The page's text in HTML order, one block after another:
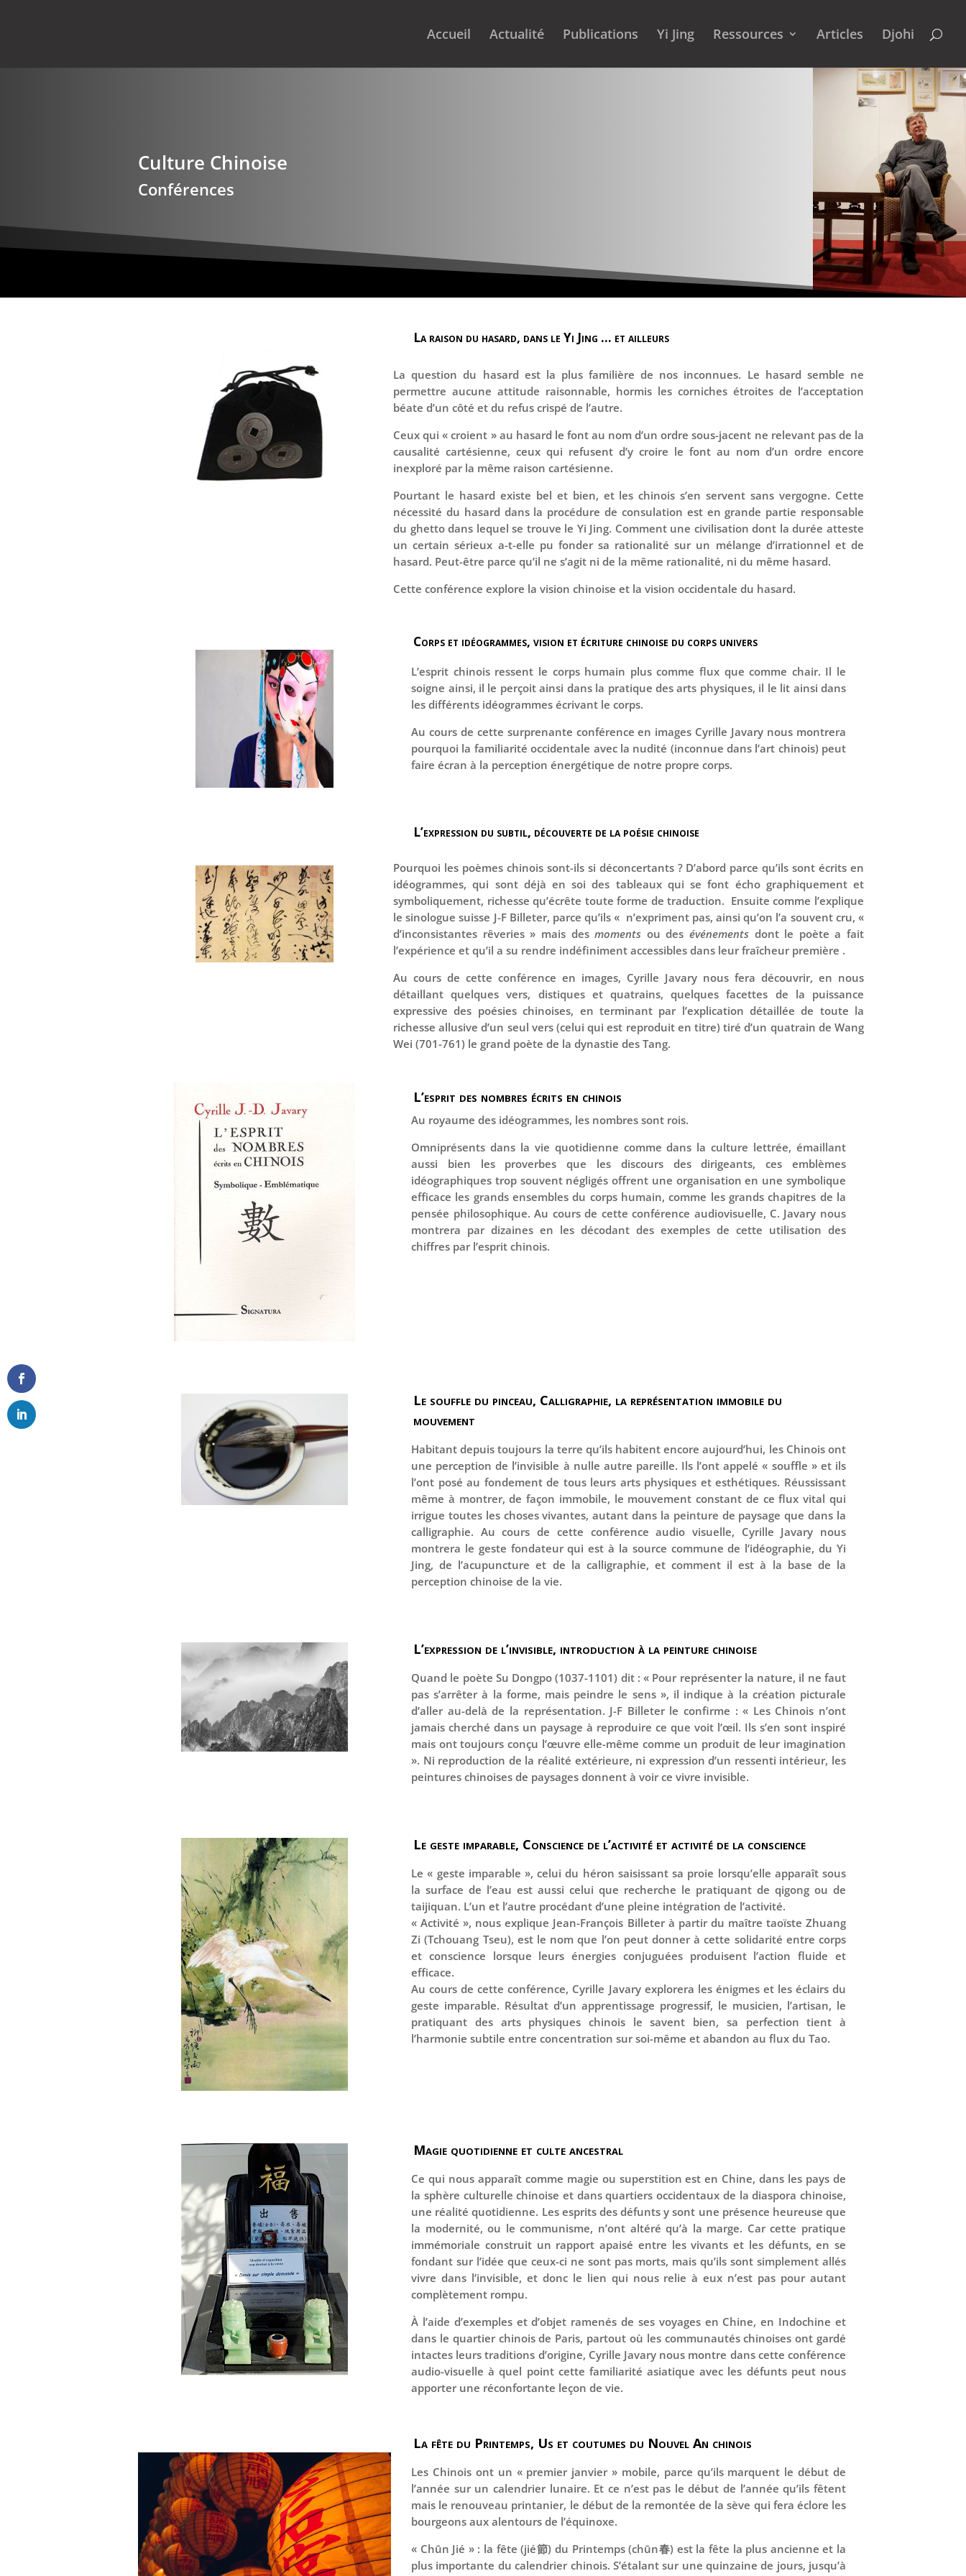
Accueil Actualité Publications Yi Jing Ressources Articles Djohi
Culture Chinoise
Conférences
La raison du hasard, dans le Yi Jing … et ailleurs
La question du hasard est la plus familière de nos inconnues. Le hasard semble ne
permettre aucune attitude raisonnable, hormis les corniches étroites de l’acceptation
béate d’un côté et du refus crispé de l’autre.
Ceux qui « croient » au hasard le font au nom d’un ordre sous-jacent ne relevant pas de la
causalité cartésienne, ceux qui refusent d’y croire le font au nom d’un ordre encore
inexploré par la même raison cartésienne.
Pourtant le hasard existe bel et bien, et les chinois s’en servent sans vergogne. Cette
nécessité du hasard dans la procédure de consulation est en grande partie responsable
du ghetto dans lequel se trouve le Yi Jing. Comment une civilisation dont la durée atteste
un certain sérieux a-t-elle pu fonder sa rationalité sur un mélange d’irrationnel et de
hasard. Peut-être parce qu’il ne s’agit ni de la même rationalité, ni du même hasard.
Cette conférence explore la vision chinoise et la vision occidentale du hasard.
Corps et idéogrammes, vision et écriture chinoise du corps univers
L’esprit chinois ressent le corps humain plus comme flux que comme chair. Il le
soigne ainsi, il le perçoit ainsi dans la pratique des arts physiques, il le lit ainsi dans
les différents idéogrammes écrivant le corps.
Au cours de cette surprenante conférence en images Cyrille Javary nous montrera
pourquoi la familiarité occidentale avec la nudité (inconnue dans l’art chinois) peut
faire écran à la perception énergétique de notre propre corps.
L’expression du subtil, découverte de la poésie chinoise
Pourquoi les poèmes chinois sont-ils si déconcertants ? D’abord parce qu’ils sont écrits en
idéogrammes, qui sont déjà en soi des tableaux qui se font écho graphiquement et
symboliquement, richesse qu’écrête toute forme de traduction. Ensuite comme l’explique
le sinologue suisse J-F Billeter, parce qu’ils « n’expriment pas, ainsi qu’on l’a souvent cru, «
d’inconsistantes rêveries » mais desmoments ou des événementsdont le poète a fait
l’expérience et qu’il a su rendre indéfiniment accessibles dans leur fraîcheur première .
Au cours de cette conférence en images, Cyrille Javary nous fera découvrir, en nous
détaillant quelques vers, distiques et quatrains, quelques facettes de la puissance
expressive des poésies chinoises, en terminant par l’explication détaillée de toute la
richesse allusive d’un seul vers (celui qui est reproduit en titre) tiré d’un quatrain de Wang
Wei (701-761) le grand poète de la dynastie des Tang.
L’esprit des nombres écrits en chinois
Au royaume des idéogrammes, les nombres sont rois.
Omniprésents dans la vie quotidienne comme dans la culture lettrée, émaillant
aussi bien les proverbes que les discours des dirigeants, ces emblèmes
idéographiques trop souvent négligés offrent une organisation en une symbolique
efficace les grands ensembles du corps humain, comme les grands chapitres de la
pensée philosophique. Au cours de cette conférence audiovisuelle, C. Javary nous
montrera par dizaines en les décodant des exemples de cette utilisation des
chiffres par l’esprit chinois.
Le souffle du pinceau, Calligraphie, la représentation immobile du
mouvement
Habitant depuis toujours la terre qu’ils habitent encore aujourd’hui, les Chinois ont
une perception de l’invisible à nulle autre pareille. Ils l’ont appelé « souffle » et ils
l’ont posé au fondement de tous leurs arts physiques et esthétiques. Réussissant
même à montrer, de façon immobile, le mouvement constant de ce flux vital qui
irrigue toutes les choses vivantes, autant dans la peinture de paysage que dans la
calligraphie. Au cours de cette conférence audio visuelle, Cyrille Javary nous
montrera le geste fondateur qui est à la source commune de l’idéographie, du Yi
Jing, de l’acupuncture et de la calligraphie, et comment il est à la base de la
perception chinoise de la vie.
L’expression de l’invisible, introduction à la peinture chinoise
Quand le poète Su Dongpo (1037-1101) dit : « Pour représenter la nature, il ne faut
pas s’arrêter à la forme, mais peindre le sens », il indique à la création picturale
d’aller au-delà de la représentation. J-F Billeter le confirme : « Les Chinois n’ont
jamais cherché dans un paysage à reproduire ce que voit l’œil. Ils s’en sont inspiré
mais ont toujours conçu l’œuvre elle-même comme un produit de leur imagination
». Ni reproduction de la réalité extérieure, ni expression d’un ressenti intérieur, les
peintures chinoises de paysages donnent à voir ce vivre invisible.
Le geste imparable, Conscience de l’activité et activité de la conscience
Le « geste imparable », celui du héron saisissant sa proie lorsqu’elle apparaît sous
la surface de l’eau est aussi celui que recherche le pratiquant de qigong ou de
taijiquan. L’un et l’autre procédant d’une pleine intégration de l’activité.
« Activité », nous explique Jean-François Billeter à partir du maître taoïste Zhuang
Zi (Tchouang Tseu), est le nom que l’on peut donner à cette solidarité entre corps
et conscience lorsque leurs énergies conjuguées produisent l’action fluide et
efficace.
Au cours de cette conférence, Cyrille Javary explorera les énigmes et les éclairs du
geste imparable. Résultat d’un apprentissage progressif, le musicien, l’artisan, le
pratiquant des arts physiques chinois le savent bien, sa perfection tient à
l’harmonie subtile entre concentration sur soi-même et abandon au flux du Tao.
Magie quotidienne et culte ancestral
Ce qui nous apparaît comme magie ou superstition est en Chine, dans les pays de
la sphère culturelle chinoise et dans quartiers occidentaux de la diaspora chinoise,
une réalité quotidienne. Les esprits des défunts y sont une présence heureuse que
la modernité, ou le communisme, n’ont altéré qu’à la marge. Car cette pratique
immémoriale construit un rapport apaisé entre les vivants et les défunts, en se
fondant sur l’idée que ceux-ci ne sont pas morts, mais qu’ils sont simplement allés
vivre dans l’invisible, et donc le lien qui nous relie à eux n’est pas pour autant
complètement rompu.
À l’aide d’exemples et d’objet ramenés de ses voyages en Chine, en Indochine et
dans le quartier chinois de Paris, partout où les communautés chinoises ont gardé
intactes leurs traditions d’origine, Cyrille Javary nous montre dans cette conférence
audio-visuelle à quel point cette familiarité asiatique avec les défunts peut nous
apporter une réconfortante leçon de vie.
La fête du Printemps, Us et coutumes du Nouvel An chinois
Les Chinois ont un « premier janvier » mobile, parce qu’ils marquent le début de
l’année sur un calendrier lunaire. Et ce n’est pas le début de l’année qu’ils fêtent
mais le renouveau printanier, le début de la remontée de la sève qui fera éclore les
bourgeons aux alentours de l’équinoxe.
« Chūn Jié » : la fête (jié節) du Printemps (chūn春) est la fête la plus ancienne et la
plus importante du calendrier chinois. S’étalant sur une quinzaine de jours, jusqu’à